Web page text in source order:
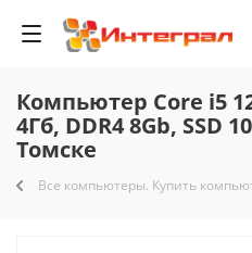
Компьютер Core i5
4Гб, DDR4 8Gb, SSD
Томске
Все компьютеры. Купить